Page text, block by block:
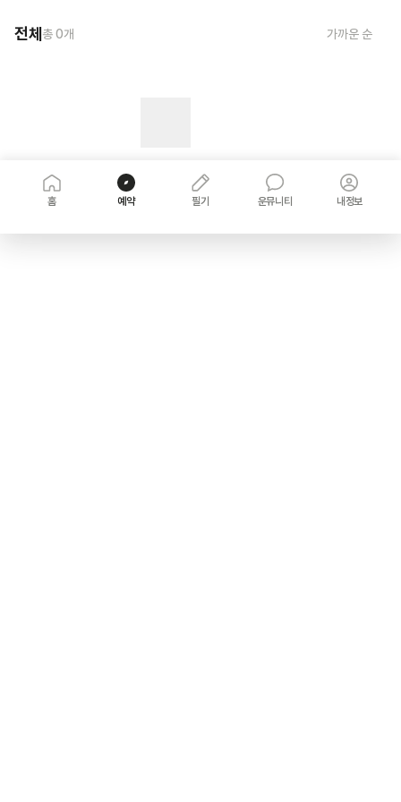
전체 총0개 가까운 순
홈 예약 필기 운뮤니티 내정보